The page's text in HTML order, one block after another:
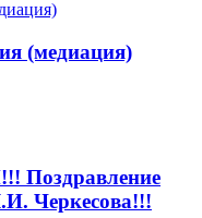
(медиация)
Черкесова!!!